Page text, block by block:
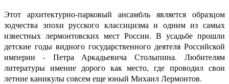
Этот архитектурно-парковый ансамбль является образцом
зодчества эпохи русского классицизма и одним из самых
известных лермонтовских мест России. В усадьбе прошли
детские годы видного государственного деятеля Российской
империи - Петра Аркадьевича Столыпина. Любителям
литературы имение дорого как место, где проводил свои
летние каникулы совсем еще юный Михаил Лермонтов.